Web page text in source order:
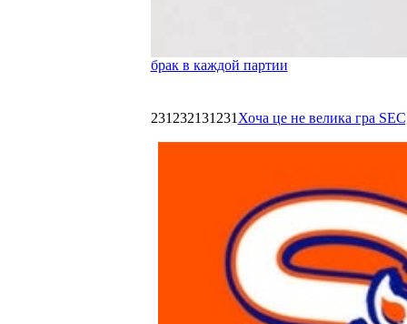
брак в каждой партии
231232131231 Хоча це не велика гра